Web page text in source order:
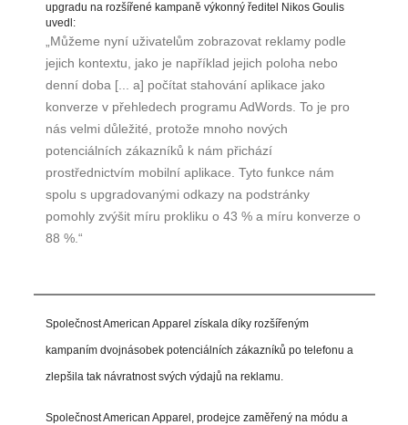
upgradu na rozšířené kampaně výkonný ředitel Nikos Goulis
uvedl:
„Můžeme nyní uživatelům zobrazovat reklamy podle
jejich kontextu, jako je například jejich poloha nebo
denní doba [... a] počítat stahování aplikace jako
konverze v přehledech programu AdWords. To je pro
nás velmi důležité, protože mnoho nových
potenciálních zákazníků k nám přichází
prostřednictvím mobilní aplikace. Tyto funkce nám
spolu s upgradovanými odkazy na podstránky
pomohly zvýšit míru prokliku o 43 % a míru konverze o
88 %.“
Společnost American Apparel získala díky rozšířeným
kampaním dvojnásobek potenciálních zákazníků po telefonu a
zlepšila tak návratnost svých výdajů na reklamu.
Společnost American Apparel, prodejce zaměřený na módu a